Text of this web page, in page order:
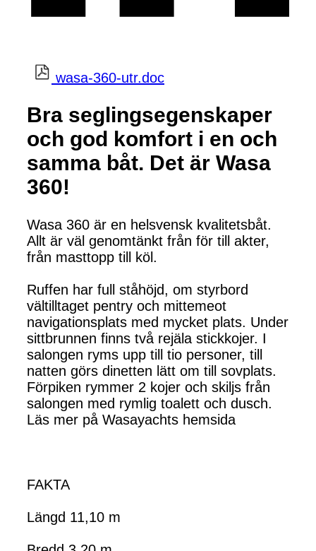
wasa-360-utr.doc
Bra seglingsegenskaper
och god komfort i en och
samma båt. Det är Wasa
360!
Wasa 360 är en helsvensk kvalitetsbåt.
Allt är väl genomtänkt från för till akter,
från masttopp till köl.
Ruffen har full ståhöjd, om styrbord
vältilltaget pentry och mittemeot
navigationsplats med mycket plats. Under
sittbrunnen finns två rejäla stickkojer. I
salongen ryms upp till tio personer, till
natten görs dinetten lätt om till sovplats.
Förpiken rymmer 2 kojer och skiljs från
salongen med rymlig toalett och dusch.
Läs mer på Wasayachts hemsida
FAKTA
Längd 11,10 m